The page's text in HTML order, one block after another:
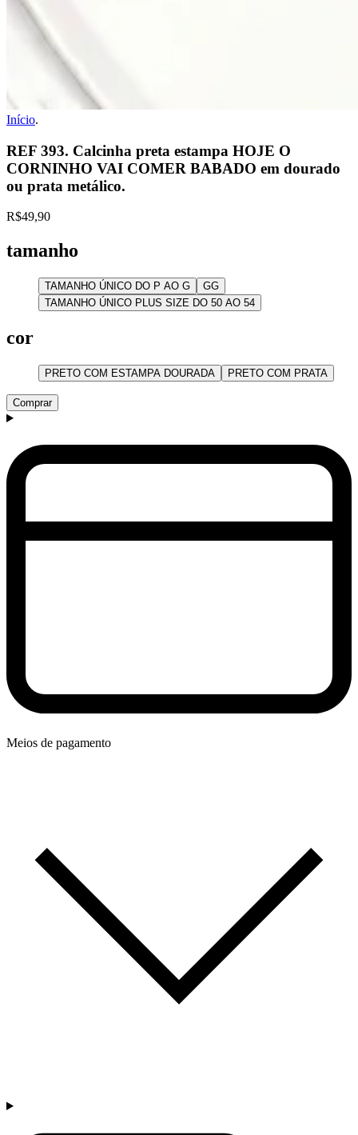
Início.
REF 393. Calcinha preta estampa HOJE O
CORNINHO VAI COMER BABADO em dourado
ou prata metálico.
R$49,90
tamanho
TAMANHO ÚNICO DO P AO G
GG
TAMANHO ÚNICO PLUS SIZE DO 50 AO 54
cor
PRETO COM ESTAMPA DOURADA PRETO COM PRATA
Comprar
Meios de pagamento